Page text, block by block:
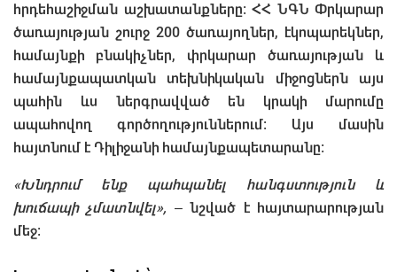
հրդեհաշիջման աշխատանքները։ ՀՀ ՆԳՆ Փրկարար
ծառայության շուրջ 200 ծառայողներ, էկոպարեկներ,
համայնքի բնակիչներ, փրկարար ծառայության և
համայնքապատկան տեխնիկական միջոցներն այս
պահին ևս ներգրավված են կրակի մարումը
ապահովող գործողություններում։ Այս մասին
հայտնում է Դիլիջանի համայնքապետարանը:
«Խնդրում ենք պահպանել հանգստություն և
խուճապի չմատնվել»,
– նշված է հայտարարության
մեջ: